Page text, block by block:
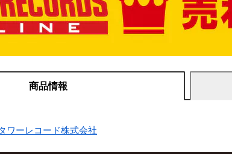
商品情報
ワーレコード株式会社